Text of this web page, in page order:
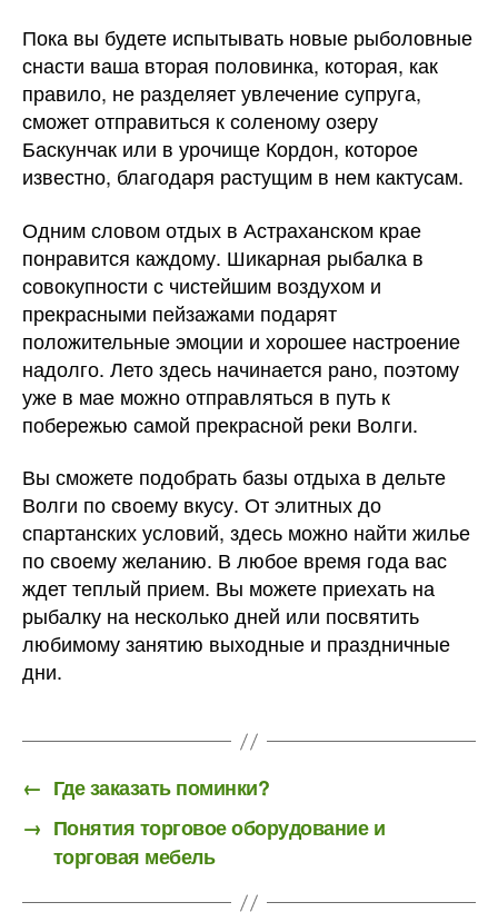
Пока вы будете испытывать новые рыболовные
снасти ваша вторая половинка, которая, как
правило, не разделяет увлечение супруга,
сможет отправиться к соленому озеру
Баскунчак или в урочище Кордон, которое
известно, благодаря растущим в нем кактусам.
Одним словом отдых в Астраханском крае
понравится каждому. Шикарная рыбалка в
совокупности с чистейшим воздухом и
прекрасными пейзажами подарят
положительные эмоции и хорошее настроение
надолго. Лето здесь начинается рано, поэтому
уже в мае можно отправляться в путь к
побережью самой прекрасной реки Волги.
Вы сможете подобрать базы отдыха в дельте
Волги по своему вкусу. От элитных до
спартанских условий, здесь можно найти жилье
по своему желанию. В любое время года вас
ждет теплый прием. Вы можете приехать на
рыбалку на несколько дней или посвятить
любимому занятию выходные и праздничные
дни.
← Где заказать поминки?
→ Понятия торговое оборудование и
торговая мебель